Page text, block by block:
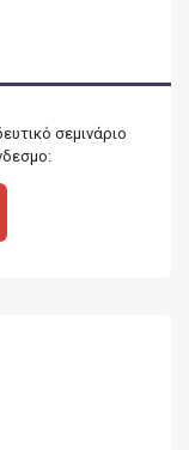
σεμινάριο